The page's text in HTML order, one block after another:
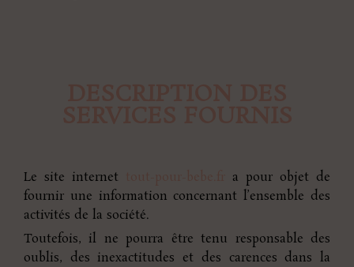
Le site internet
a pour objet de
fournir une information concernant l’ensemble des
activités de la société.
Toutefois, il ne pourra être tenu responsable des
oublis, des inexactitudes et des carences dans la